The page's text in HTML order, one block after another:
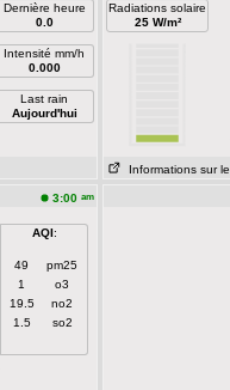
Dernière heure
0.0
Intensité mm/h
0.000
Last rain
Aujourd'hui
Radiations solaire
25 W/m²
Informations sur
3:00 am
AQI:
49
pm25
1
o3
19.5
no2
1.5
so2